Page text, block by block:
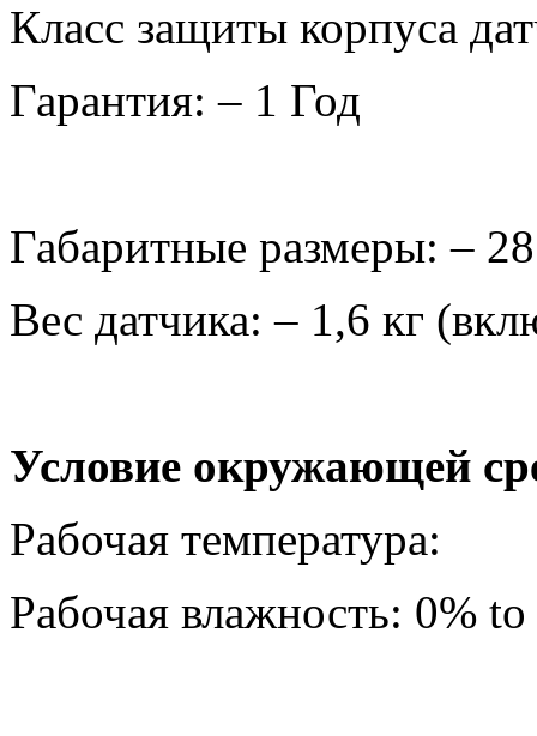
Класс защиты корпуса
Гарантия: – 1 Год
Габаритные размеры: –
Вес датчика: – 1,6 кг
Условие окружающей
Рабочая
Рабочая влажность: 0%